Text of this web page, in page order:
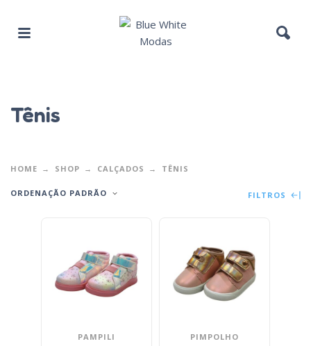
Tênis
HOME SHOP CALÇADOS TÊNIS
ORDENAÇÃO PADRÃO FILTROS
PAMPILI PIMPOLHO